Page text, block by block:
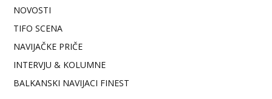
NOVOSTI
TIFO SCENA
NAVIJAČKE PRIČE
INTERVJU & KOLUMNE
BALKANSKI NAVIJACI FINEST